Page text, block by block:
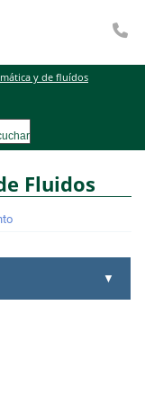
y de fluídos
Fluidos